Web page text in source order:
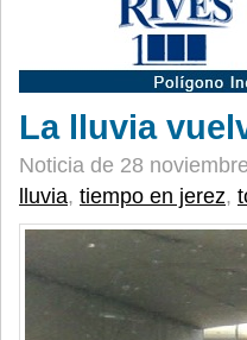
La lluvia
Noticia de 28
lluvia, tiempo en jerez,